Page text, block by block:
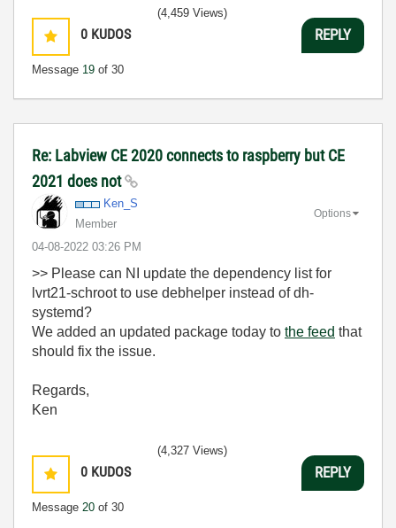
0 KUDOS
Message 19 of 30
(4,459 Views)
REPLY
Re: Labview CE 2020 connects to raspberry but CE
2021 does not
Ken_S
Member
‎04-08-2022 03:26 PM
Options
>> Please can NI update the dependency list for
lvrt21-schroot to use debhelper instead of dh-
systemd?
We added an updated package today to the feed that
should fix the issue.
Regards,
Ken
0 KUDOS
Message 20 of 30
(4,327 Views)
REPLY